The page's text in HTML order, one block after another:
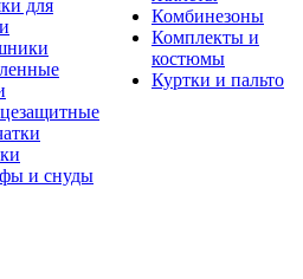
для
и снуды
Комбинезоны
Комплекты и
костюмы
Куртки и пальто